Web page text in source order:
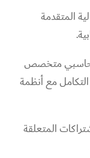
المتقدمة
متخصص
التكامل مع أنظمة
المتعلقة